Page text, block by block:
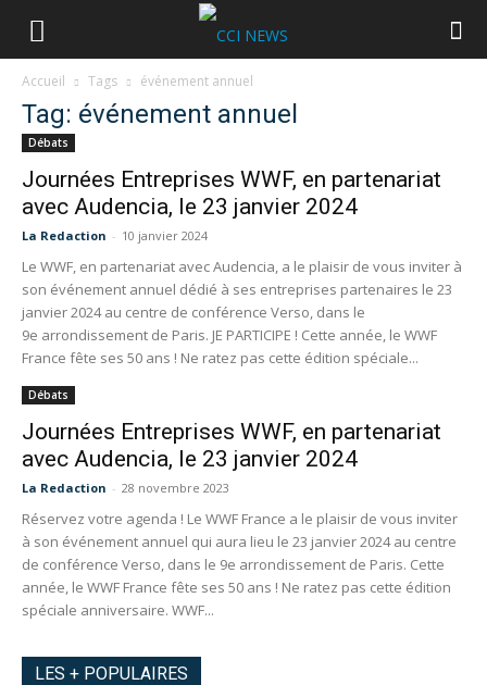
Accueil Tags événement annuel
Tag: événement annuel
Débats
Journées Entreprises WWF, en partenariat
avec Audencia, le 23 janvier 2024
La Redaction - 10 janvier 2024
Le WWF, en partenariat avec Audencia, a le plaisir de vous inviter à
son événement annuel dédié à ses entreprises partenaires le 23
janvier 2024 au centre de conférence Verso, dans le
9e arrondissement de Paris. JE PARTICIPE ! Cette année, le WWF
France fête ses 50 ans ! Ne ratez pas cette édition spéciale...
Débats
Journées Entreprises WWF, en partenariat
avec Audencia, le 23 janvier 2024
La Redaction - 28 novembre 2023
Réservez votre agenda ! Le WWF France a le plaisir de vous inviter
à son événement annuel qui aura lieu le 23 janvier 2024 au centre
de conférence Verso, dans le 9e arrondissement de Paris. Cette
année, le WWF France fête ses 50 ans ! Ne ratez pas cette édition
spéciale anniversaire. WWF...
LES + POPULAIRES